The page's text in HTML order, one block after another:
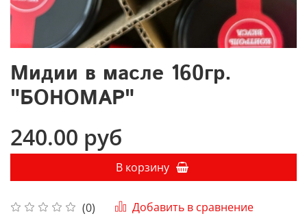
Мидии в масле 160гр.
"БОНОМАР"
(0) Добавить в сравнение
240.00 руб
В корзину